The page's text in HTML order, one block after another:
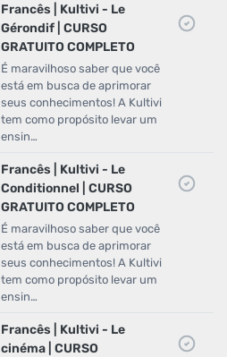
Francês | Kultivi - Le
Gérondif | CURSO
GRATUITO COMPLETO
É maravilhoso saber que você
está em busca de aprimorar
seus conhecimentos! A Kultivi
tem como propósito levar um
ensin…
Francês | Kultivi - Le
Conditionnel | CURSO
GRATUITO COMPLETO
É maravilhoso saber que você
está em busca de aprimorar
seus conhecimentos! A Kultivi
tem como propósito levar um
ensin…
Francês | Kultivi - Le
cinéma | CURSO